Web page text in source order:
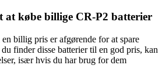
købe billige CR-P2 batterier
billig pris er afgørende for at spare
finder disse batterier til en god pris, kan
især hvis du har brug for dem